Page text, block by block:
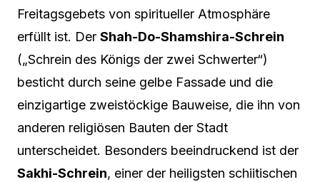
Freitagsgebets von spiritueller Atmosphäre
erfüllt ist. Der Shah-Do-Shamshira-Schrein
(„Schrein des Königs der zwei Schwerter“)
besticht durch seine gelbe Fassade und die
einzigartige zweistöckige Bauweise, die ihn von
anderen religiösen Bauten der Stadt
unterscheidet. Besonders beeindruckend ist der
Sakhi-Schrein, einer der heiligsten schiitischen